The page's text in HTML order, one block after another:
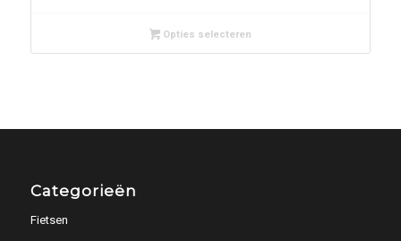
Opties selecteren
Categorieën
Fietsen